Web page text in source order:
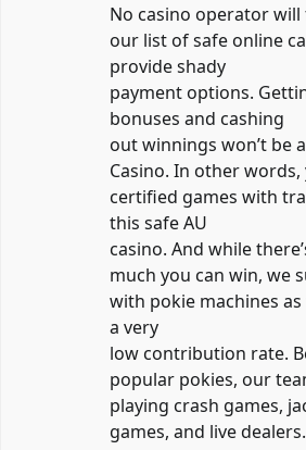
No casino operator
our list of safe online
provide shady
payment options.
bonuses and cashing
out winnings won’t be
Casino. In other
certified games with
this safe AU
casino. And while
much you can win, we
with pokie machines
a very
low contribution rate.
popular pokies, our
playing crash games,
games, and live dealers.